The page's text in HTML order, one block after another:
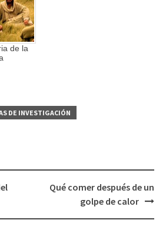
de la
DE INVESTIGACIÓN
Qué comer después de un
golpe de calor